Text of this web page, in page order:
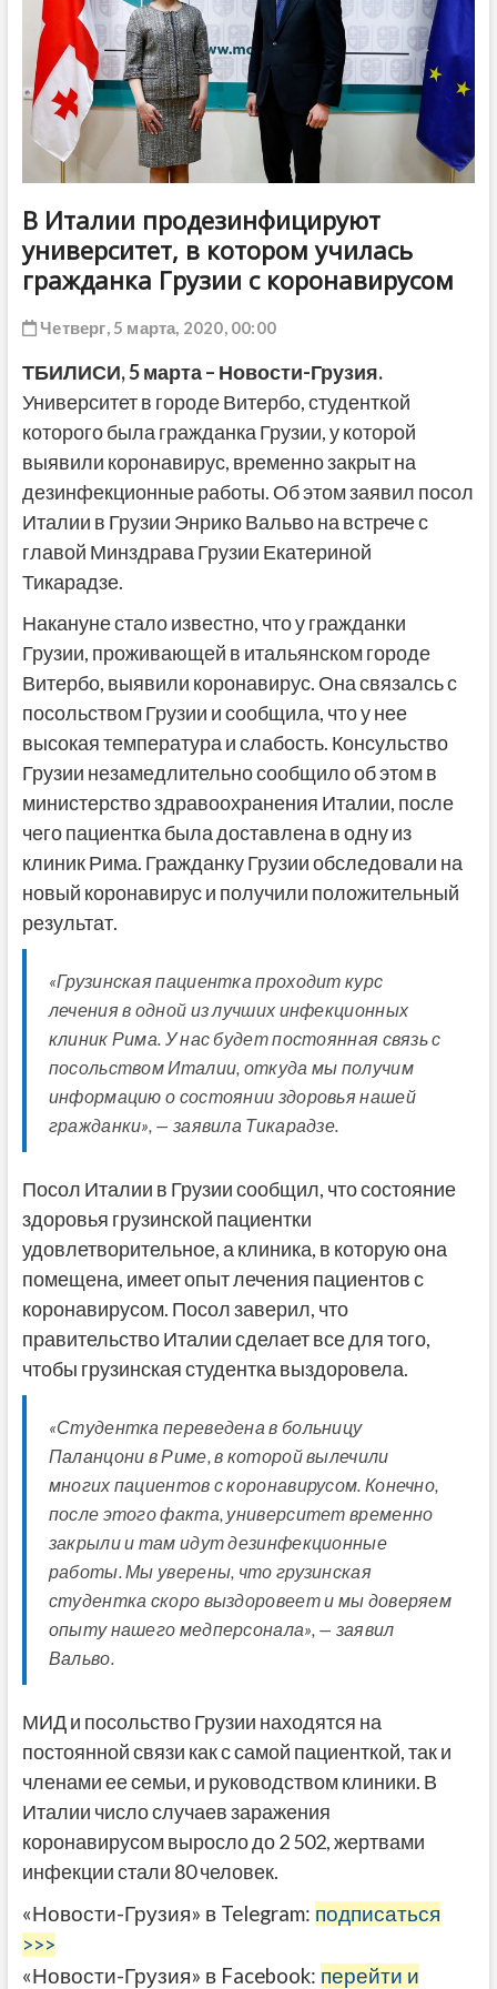
В Италии продезинфицируют
университет, в котором училась
гражданка Грузии с коронавирусом
Четверг, 5 марта, 2020, 00:00
ТБИЛИСИ,5 марта– Новости-Грузия.
Университет в городе Витербо, студенткой
которого была гражданка Грузии, у которой
выявили коронавирус, временно закрыт на
дезинфекционные работы. Об этом заявил посол
Италии в Грузии Энрико Вальво на встрече с
главой Минздрава Грузии Екатериной
Тикарадзе.
Накануне стало известно, что у гражданки
Грузии, проживающей в итальянском городе
Витербо, выявили коронавирус. Она связалсь с
посольством Грузии и сообщила, что у нее
высокая температура и слабость. Консульство
Грузии незамедлительно сообщило об этом в
министерство здравоохранения Италии, после
чего пациентка была доставлена в одну из
клиник Рима. Гражданку Грузии обследовали на
новый коронавирус и получили положительный
результат.
«Грузинская пациентка проходит курс
лечения в одной из лучших инфекционных
клиник Рима. У нас будет постоянная связь с
посольством Италии, откуда мы получим
информацию о состоянии здоровья нашей
гражданки», — заявила Тикарадзе.
Посол Италии в Грузии сообщил, что состояние
здоровья грузинской пациентки
удовлетворительное, а клиника, в которую она
помещена, имеет опыт лечения пациентов с
коронавирусом. Посол заверил, что
правительство Италии сделает все для того,
чтобы грузинская студентка выздоровела.
«Студентка переведена в больницу
Паланцони в Риме, в которой вылечили
многих пациентов с коронавирусом. Конечно,
после этого факта, университет временно
закрыли и там идут дезинфекционные
работы. Мы уверены, что грузинская
студентка скоро выздоровеет и мы доверяем
опыту нашего медперсонала», — заявил
Вальво.
МИД и посольство Грузии находятся на
постоянной связи как с самой пациенткой, так и
членами ее семьи, и руководством клиники. В
Италии число случаев заражения
коронавирусом выросло до 2 502, жертвами
инфекции стали 80 человек.
«Новости-Грузия» в Telegram: подписаться
>>>
«Новости-Грузия» в Facebook: перейти и